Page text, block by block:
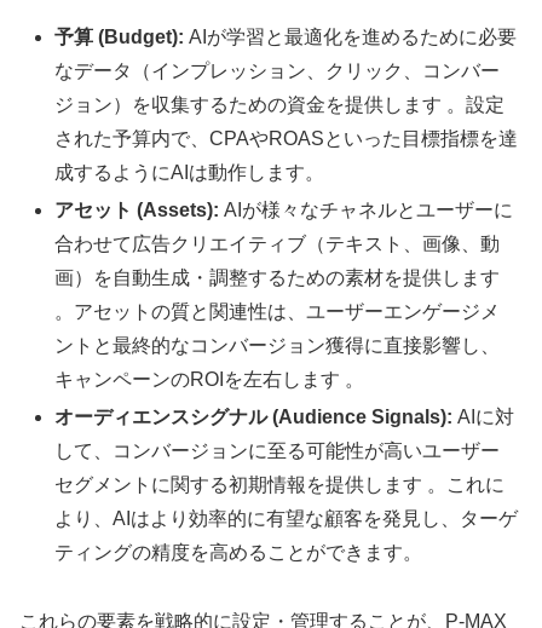
予算 (Budget): AIが学習と最適化を進めるために必要
なデータ（インプレッション、クリック、コンバー
ジョン）を収集するための資金を提供します 。設定
された予算内で、CPAやROASといった目標指標を達
成するようにAIは動作します。
アセット (Assets): AIが様々なチャネルとユーザーに
合わせて広告クリエイティブ（テキスト、画像、動
画）を自動生成・調整するための素材を提供します
。アセットの質と関連性は、ユーザーエンゲージメ
ントと最終的なコンバージョン獲得に直接影響し、
キャンペーンのROIを左右します 。
オーディエンスシグナル (Audience Signals): AIに対
して、コンバージョンに至る可能性が高いユーザー
セグメントに関する初期情報を提供します 。これに
より、AIはより効率的に有望な顧客を発見し、ターゲ
ティングの精度を高めることができます。
これらの要素を戦略的に設定・管理することが、P-MAX